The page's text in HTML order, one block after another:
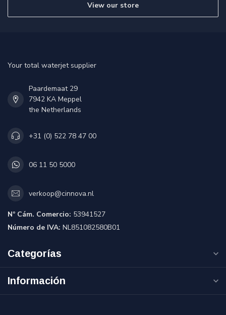
View our store
Your total waterjet supplier
Paardemaat 29
7942 KA Meppel
the Netherlands
+31 (0) 522 78 47 00
06 11 50 5000
verkoop@cinnova.nl
Nº Cám. Comercio: 53941527
Número de IVA: NL851082580B01
Categorías
Información